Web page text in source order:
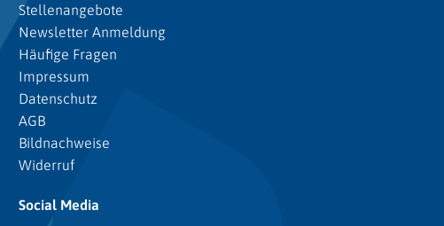
Stellenangebote
Newsletter Anmeldung
Häufige Fragen
Impressum
Datenschutz
AGB
Bildnachweise
Widerruf
Social Media